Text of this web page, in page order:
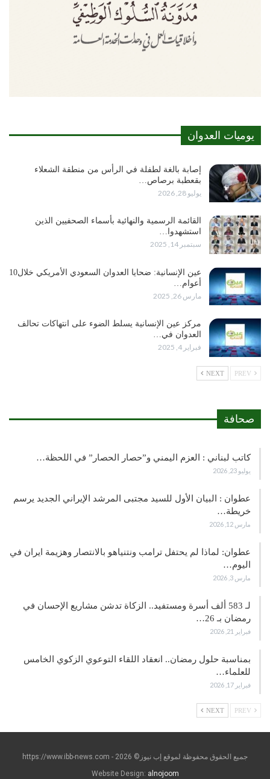
يوميات العدوان
إصابة بالغة لطفلة في الرأس من منطقة الشعلاء
بقعطبة برصاص…
يوليو 28, 2026
القائمة الرسمية والنهائية بأسماء الصحفيين الذين
استشهدوا…
سبتمبر 14, 2025
عين الإنسانية: ضحايا العدوان السعودي الأمريكي خلال10
أعوام…
مارس 26, 2025
مركز عين الإنسانية يسلط الضوء على انتهاكات تحالف
العدوان في…
فبراير 4, 2025
NEXT
صحافة
كاتب لبناني : العزم اليمني و”حصار الحصار” في اللحظة…
يوليو 23, 2026
عطوان : البيان الأول للسيد مجتبى المرشد الإيراني الجديد يرسم
خريطة…
مارس 12, 2026
عطوان: لماذا لم يحتفل ترامب ونتنياهو بالانتصار وهزيمة ايران في
اليوم…
مارس 3, 2026
لـ 583 ألف أسرة ومستفيد.. الزكاة تدشن مشاريع الإحسان في
رمضان بـ 26…
فبراير 21, 2026
بمناسبة حلول رمضان.. انعقاد اللقاء التوعوي الزكوي الخامس
للعلماء…
فبراير 17, 2026
NEXT
جميع الحقوق محفوظة لموقع إب نيوز© https://www.ibb-news.com - 2026
Website Design: alnojoom